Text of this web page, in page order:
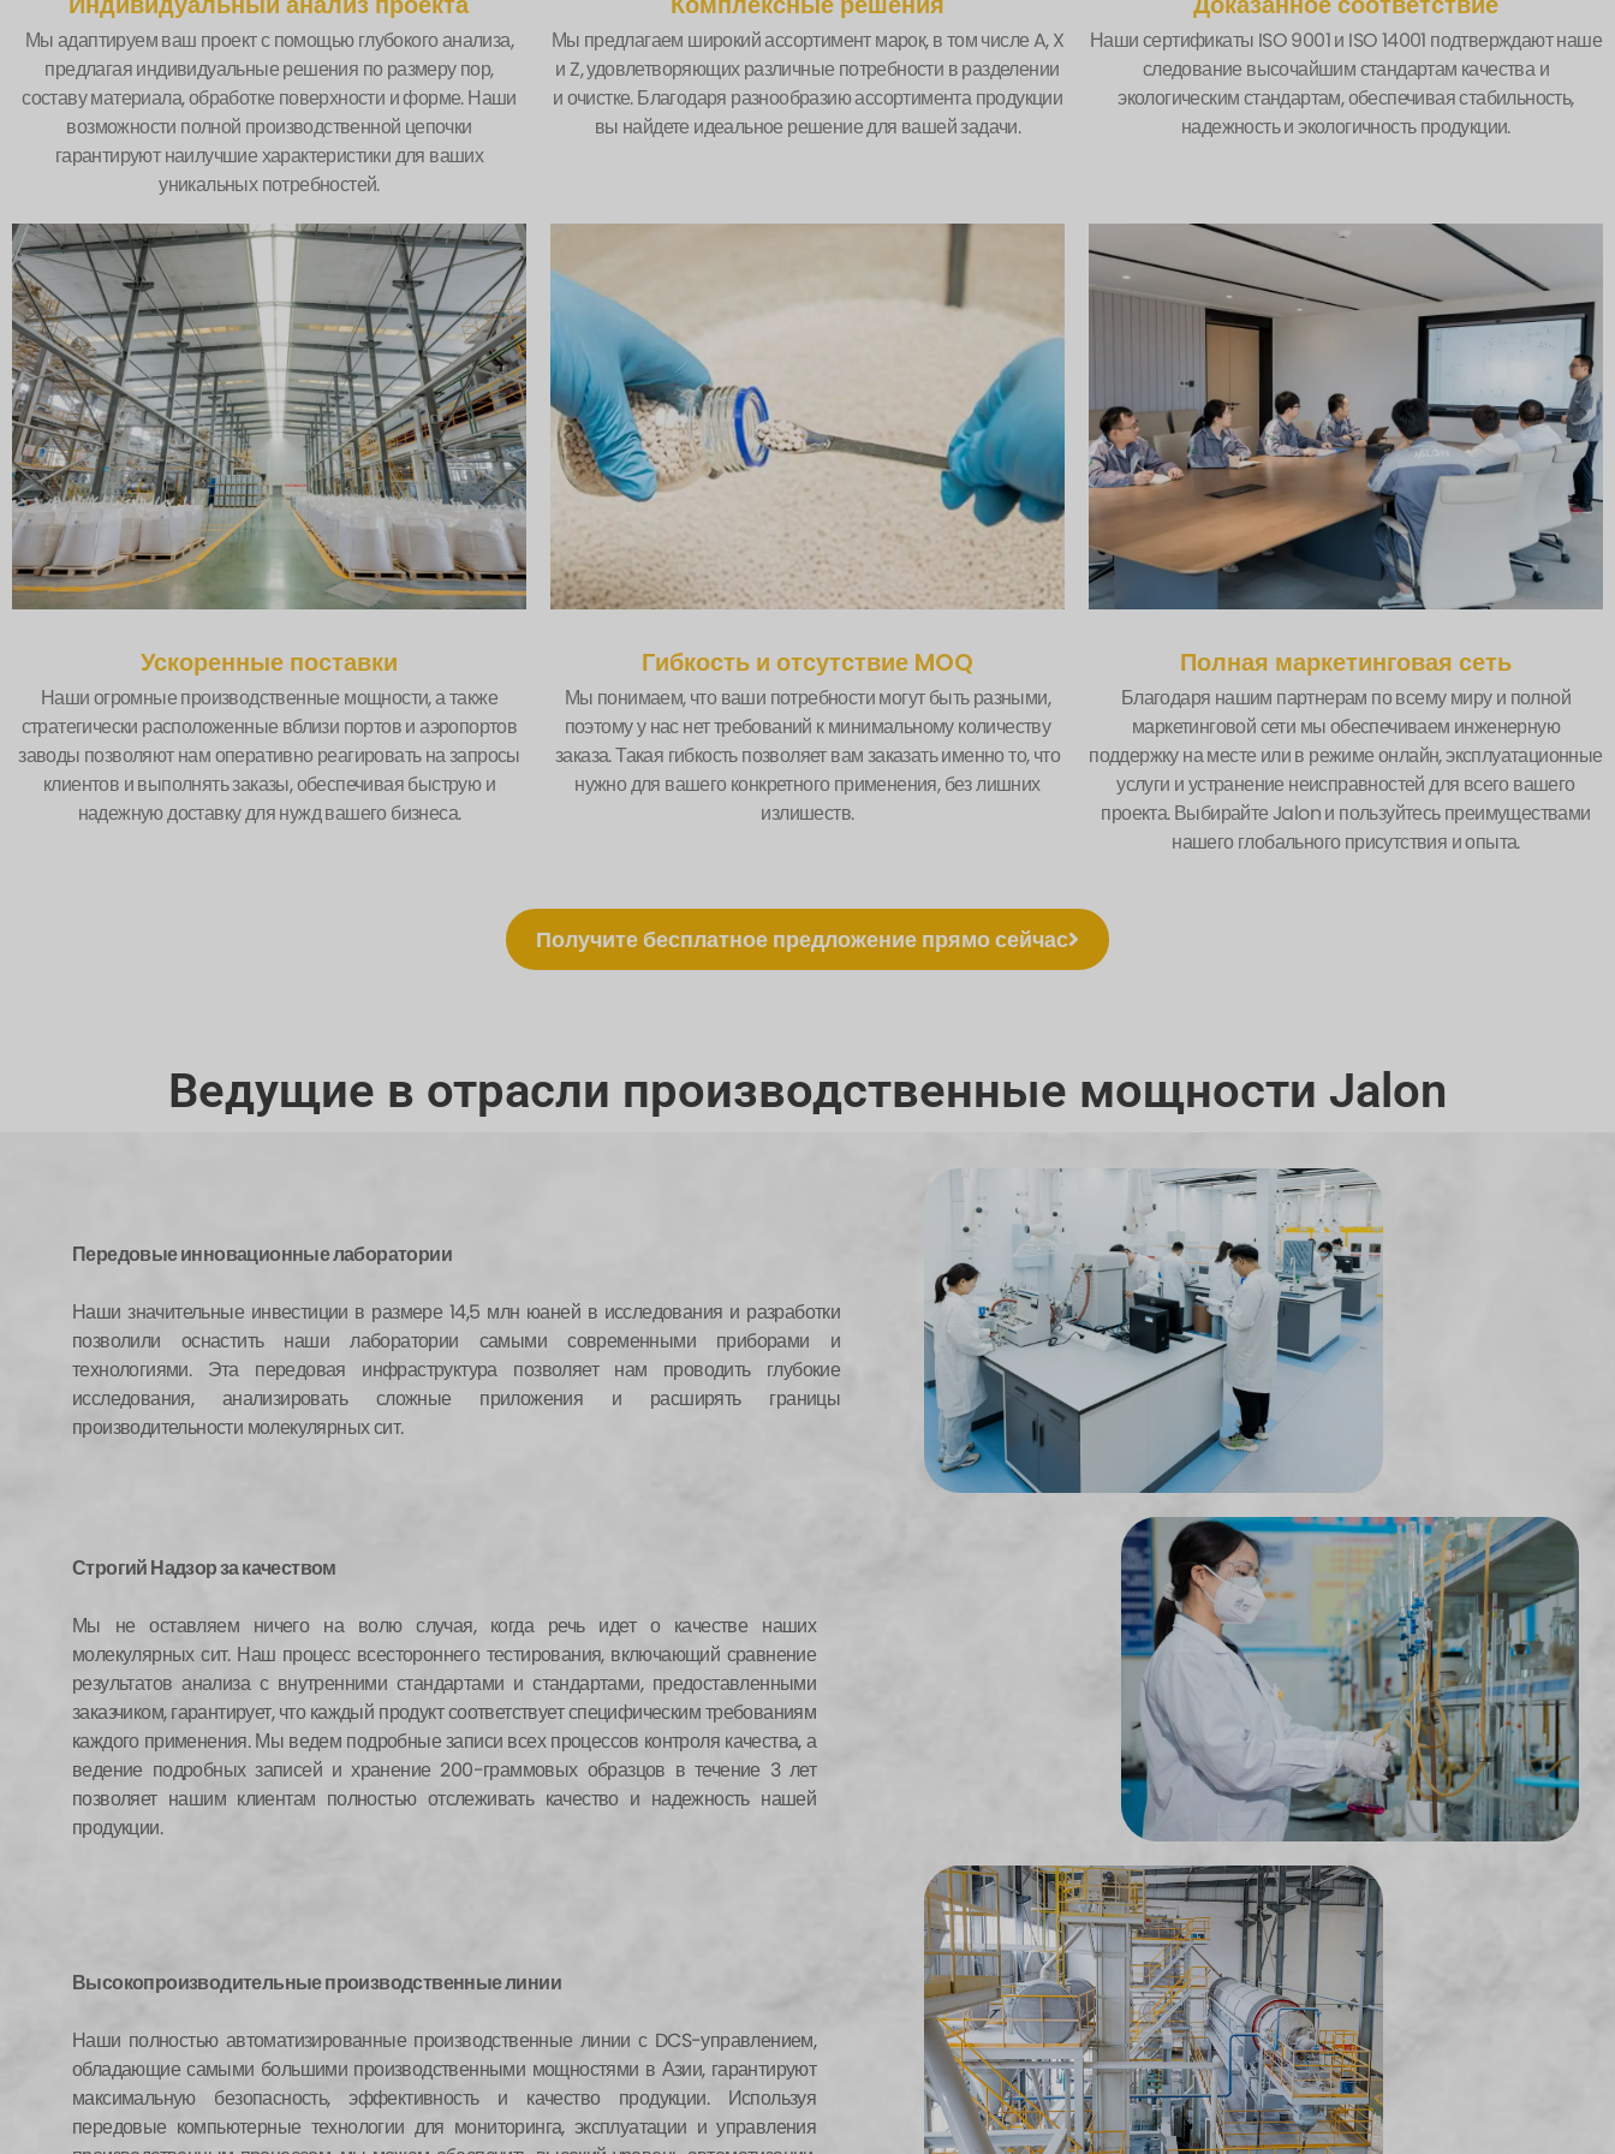
Мы адаптируем ваш проект с помощью глубокого анализа,
предлагая индивидуальные решения по размеру пор,
составу материала, обработке поверхности и форме. Наши
возможности полной производственной цепочки
гарантируют наилучшие характеристики для ваших
уникальных потребностей.
Мы предлагаем широкий ассортимент марок, в том числе A, X
и Z, удовлетворяющих различные потребности в разделении
и очистке. Благодаря разнообразию ассортимента продукции
вы найдете идеальное решение для вашей задачи.
Наши сертификаты ISO 9001 и ISO 14001 подтверждают наше
следование высочайшим стандартам качества и
экологическим стандартам, обеспечивая стабильность,
надежность и экологичность продукции.
Ускоренные поставки
Наши огромные производственные мощности, а также
стратегически расположенные вблизи портов и аэропортов
заводы позволяют нам оперативно реагировать на запросы
клиентов и выполнять заказы, обеспечивая быструю и
надежную доставку для нужд вашего бизнеса.
Гибкость и отсутствие MOQ
Мы понимаем, что ваши потребности могут быть разными,
поэтому у нас нет требований к минимальному количеству
заказа. Такая гибкость позволяет вам заказать именно то, что
нужно для вашего конкретного применения, без лишних
излишеств.
Полная маркетинговая сеть
Благодаря нашим партнерам по всему миру и полной
маркетинговой сети мы обеспечиваем инженерную
поддержку на месте или в режиме онлайн, эксплуатационные
услуги и устранение неисправностей для всего вашего
проекта. Выбирайте Jalon и пользуйтесь преимуществами
нашего глобального присутствия и опыта.
Получите бесплатное предложение прямо сейчас
Ведущие в отрасли производственные мощности Jalon
Передовые инновационные лаборатории
Наши значительные инвестиции в размере 14,5 млн юаней в исследования и разработки
позволили оснастить наши лаборатории самыми современными приборами и
технологиями. Эта передовая инфраструктура позволяет нам проводить глубокие
исследования, анализировать сложные приложения и расширять границы
производительности молекулярных сит.
СтрогийНадзор за качеством
Мы не оставляем ничего на волю случая, когда речь идет о качестве наших
молекулярных сит. Наш процесс всестороннего тестирования, включающий сравнение
результатов анализа с внутренними стандартами и стандартами, предоставленными
заказчиком, гарантирует, что каждый продукт соответствует специфическим требованиям
каждого применения. Мы ведем подробные записи всех процессов контроля качества, а
ведение подробных записей и хранение 200-граммовых образцов в течение 3 лет
позволяет нашим клиентам полностью отслеживать качество и надежность нашей
продукции.
Высокопроизводительные производственные линии
Наши полностью автоматизированные производственные линии с DCS-управлением,
обладающие самыми большими производственными мощностями в Азии, гарантируют
максимальную безопасность, эффективность и качество продукции. Используя
передовые компьютерные технологии для мониторинга, эксплуатации и управления